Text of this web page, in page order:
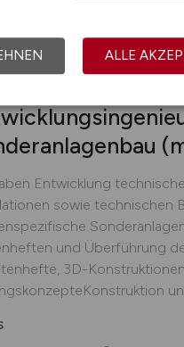
Entwicklung
sowie technischen
und Überführung
3D-
ALLE